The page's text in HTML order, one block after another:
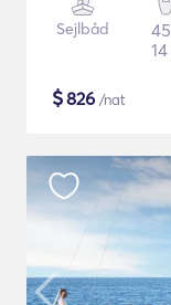
Sejlbåd
$826 /nat